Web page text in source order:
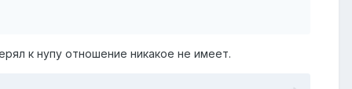
к нупу отношение никакое не имеет.